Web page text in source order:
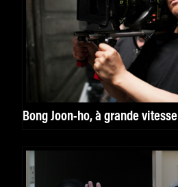
Bong Joon-ho, à grande vitesse